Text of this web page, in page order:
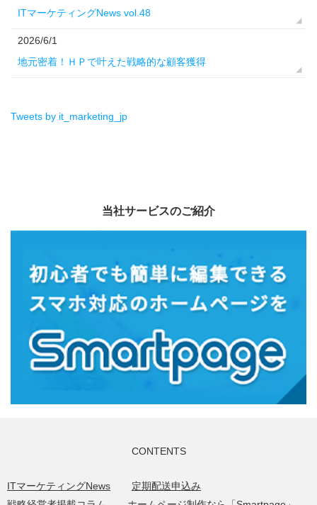
ITマーケティングNews vol.48
2026/6/1
地元密着！ＨＰで叶えた戦略的な顧客獲得
Tweets by it_marketing_jp
当社サービスのご紹介
CONTENTS
ITマーケティングNews
定期配送申込み